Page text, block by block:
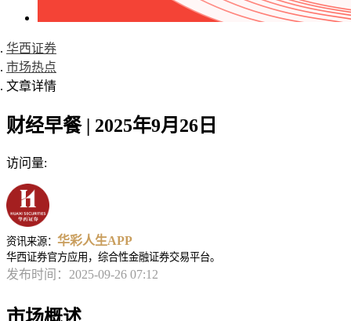
华西证券
市场热点
文章详情
财经早餐 | 2025年9月26日
访问量:
资讯来源： 华彩人生APP
华西证券官方应用，综合性金融证券交易平台。
发布时间：2025-09-26 07:12